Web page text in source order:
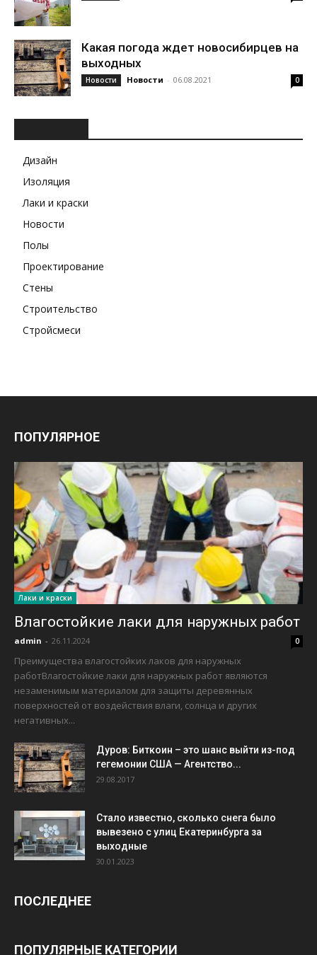
Какая погода ждет новосибирцев на
выходных
Новости Новости - 06.08.2021 0
Дизайн
Изоляция
Лаки и краски
Новости
Полы
Проектирование
Стены
Строительство
Стройсмеси
ПОПУЛЯРНОЕ
Лаки и краски
Влагостойкие лаки для наружных работ
admin - 26.11.2024 0
Преимущества влагостойких лаков для наружных
работВлагостойкие лаки для наружных работ являются
незаменимым материалом для защиты деревянных
поверхностей от воздействия влаги, солнца и других
негативных...
Дуров: Биткоин – это шанс выйти из-под
гегемонии США — Агентство...
29.08.2017
Стало известно, сколько снега было
вывезено с улиц Екатеринбурга за
выходные
30.01.2023
ПОСЛЕДНЕЕ
ПОПУЛЯРНЫЕ КАТЕГОРИИ